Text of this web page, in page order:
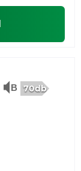
70db